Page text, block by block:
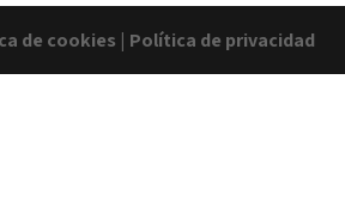
de cookies | Política de privacidad